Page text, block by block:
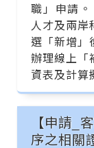
職」申請
人才及兩岸
選「新增」
辦理線上「
資表及計算
【申請_
序之相關